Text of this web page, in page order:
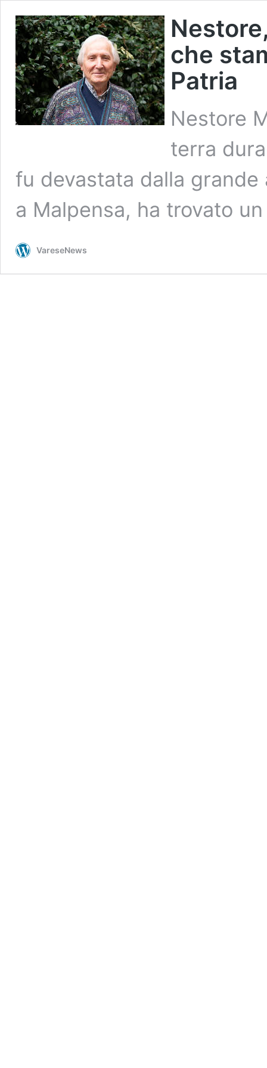
che
Patria
Nestore
terra
fu devastata dalla
a Malpensa, ha trovato
VareseNews